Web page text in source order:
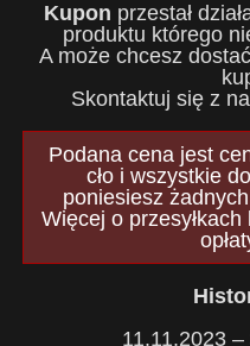
Kupon przestał
produktu którego
A może chcesz
Skontaktuj się z
Podana cena jest
cło i wszystkie
poniesiesz
Więcej o
11.11.2023 –